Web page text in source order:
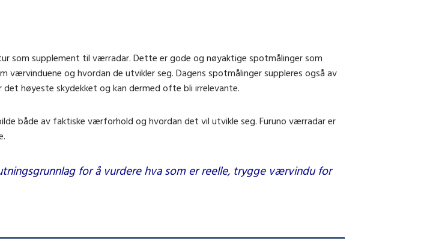
som supplement til værradar. Dette er gode og nøyaktige spotmålinger som
og hvordan de utvikler seg. Dagens spotmålinger suppleres også av
høyeste skydekket og kan dermed ofte bli irrelevante.
både av faktiske værforhold og hvordan det vil utvikle seg. Furuno værradar er
for å vurdere hva som er reelle, trygge værvindu for